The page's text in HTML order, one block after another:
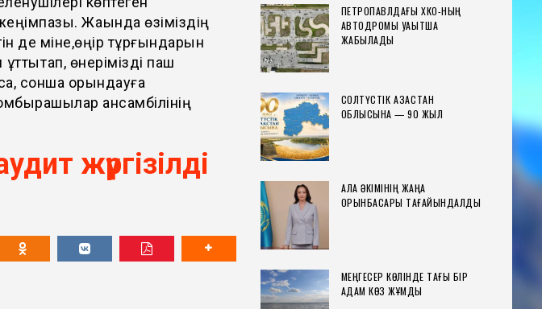
Жақында өзіміздің
де міне,өңір тұрғындарын
өнерімізді паш
, сонша орындауға
ансамбілінің
жүргізілді
ПЕТРОПАВЛДАҒЫ ХҚКО-НЫҢ
АВТОДРОМЫ УАҚЫТША
ЖАБЫЛАДЫ
СОЛТҮСТІК ҚАЗАҚСТАН
ОБЛЫСЫНА — 90 ЖЫЛ
ҚАЛА ӘКІМІНІҢ ЖАҢА
ОРЫНБАСАРЫ ТАҒАЙЫНДАЛДЫ
МЕҢГЕСЕР КӨЛІНДЕ ТАҒЫ БІР
АДАМ КӨЗ ЖҰМДЫ